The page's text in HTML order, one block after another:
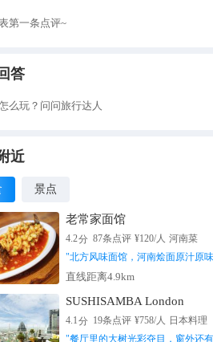
第一条点评~
答
么玩？问问旅行达人
近
景点
老常家面馆
4.2分 87条点评 ¥120/人 河南菜
"北方风味面馆，河南烩面原汁原味
直线距离4.9km
SUSHISAMBA London
4.1分 19条点评 ¥758/人 日本料理
"餐厅里的大树光彩夺目，窗外还有